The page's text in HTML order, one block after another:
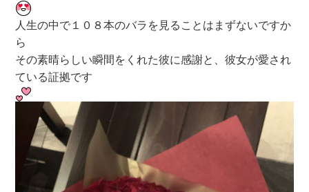
人生の中で１０８本のバラを見ることはまずないですか
ら
その素晴らしい瞬間をくれた彼に感謝と、彼女が愛され
ている証拠です